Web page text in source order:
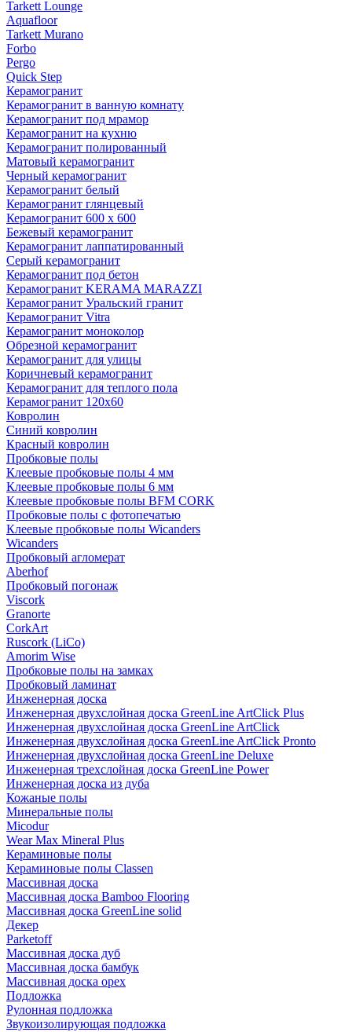
Tarkett Lounge
Aquafloor
Tarkett Murano
Forbo
Pergo
Quick Step
Керамогранит
Керамогранит в ванную комнату
Керамогранит под мрамор
Керамогранит на кухню
Керамогранит полированный
Матовый керамогранит
Черный керамогранит
Керамогранит белый
Керамогранит глянцевый
Керамогранит 600 х 600
Бежевый керамогранит
Керамогранит лаппатированный
Серый керамогранит
Керамогранит под бетон
Керамогранит KERAMA MARAZZI
Керамогранит Уральский гранит
Керамогранит Vitra
Керамогранит моноколор
Обрезной керамогранит
Керамогранит для улицы
Коричневый керамогранит
Керамогранит для теплого пола
Керамогранит 120х60
Ковролин
Синий ковролин
Красный ковролин
Пробковые полы
Клеевые пробковые полы 4 мм
Клеевые пробковые полы 6 мм
Клеевые пробковые полы BFM CORK
Пробковые полы с фотопечатью
Клеевые пробковые полы Wicanders
Wicanders
Пробковый агломерат
Aberhof
Пробковый погонаж
Viscork
Granorte
CorkArt
Ruscork (LiCo)
Amorim Wise
Пробковые полы на замках
Пробковый ламинат
Инженерная доска
Инженерная двухслойная доска GreenLine ArtClick Plus
Инженерная двухслойная доска GreenLine ArtClick
Инженерная двухслойная доска GreenLine ArtClick Pronto
Инженерная двухслойная доска GreenLine Deluxe
Инженерная трехслойная доска GreenLine Power
Инженерная доска из дуба
Кожаные полы
Минеральные полы
Micodur
Wear Max Mineral Plus
Кераминовые полы
Кераминовые полы Classen
Массивная доска
Массивная доска Bamboo Flooring
Массивная доска GreenLine solid
Декер
Parketoff
Массивная доска дуб
Массивная доска бамбук
Массивная доска орех
Подложка
Рулонная подложка
Звукоизолирующая подложка